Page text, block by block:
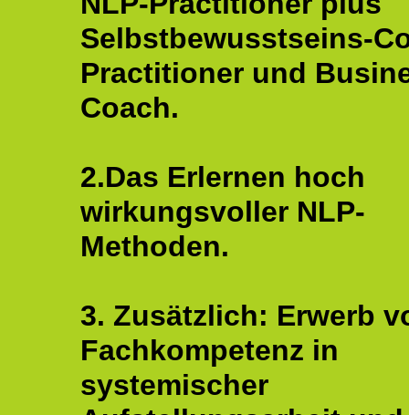
Selbstbewusstseins-
Practitioner und
Coach.
2.Das Erlernen hoch
wirkungsvoller NLP-
Methoden.
3. Zusätzlich: Erwerb
Fachkompetenz in
systemischer